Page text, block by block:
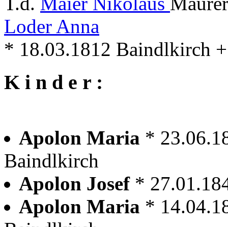
Loder Anna
* 18.03.1812 Baindlkirch
K i n d e r :
Apolon Maria *
Baindlkirch
Apolon Josef *
Apolon Maria *